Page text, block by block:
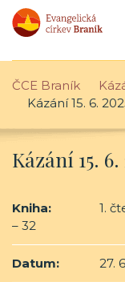
ČCE Braník
Kázání 15. 6.
Kázání 15. 6.
Kniha:
1.
– 32
Datum: 27.